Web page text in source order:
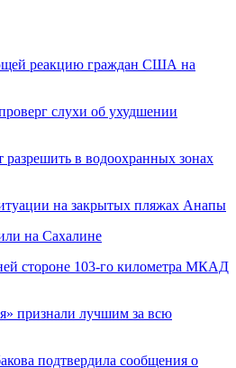
реакцию граждан США на
слухи об ухудшении
разрешить в водоохранных зонах
на закрытых пляжах Анапы
на Сахалине
стороне 103-го километра МКАД
признали лучшим за всю
подтвердила сообщения о